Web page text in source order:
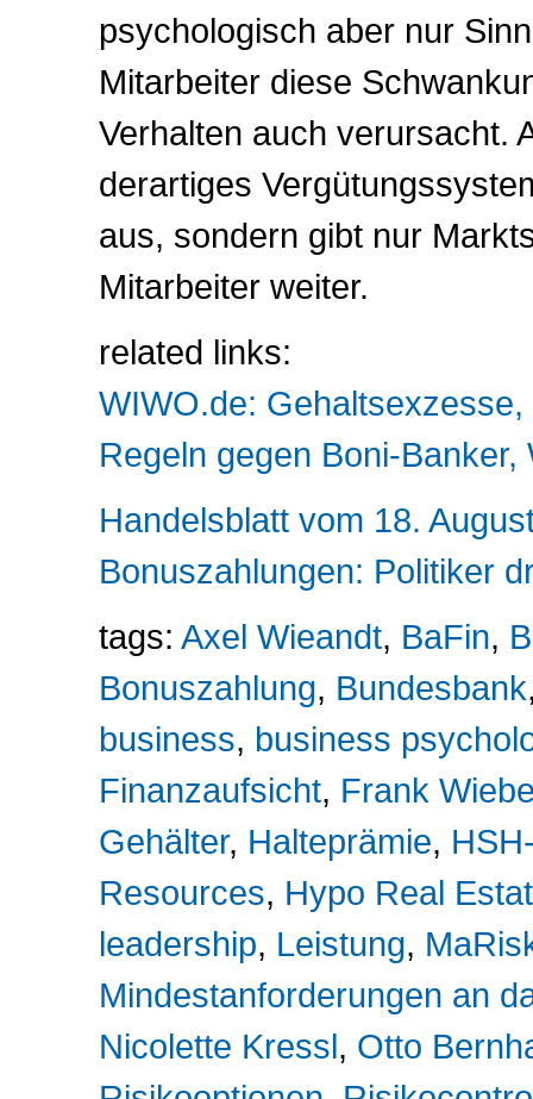
psychologisch aber nur
Mitarbeiter diese
Verhalten auch verursacht.
derartiges
aus, sondern gibt nur
Mitarbeiter weiter.
related links:
WIWO.de:
Regeln gegen Boni-
Handelsblatt vom 18.
Bonuszahlungen: Politiker
tags: Axel Wieandt, BaFin,
Bonuszahlung, Bundesbank
business, business
Finanzaufsicht, Frank
Gehälter, Halteprämie,
Resources, Hypo Real
leadership, Leistung,
Mindestanforderungen an
Nicolette Kressl, Otto